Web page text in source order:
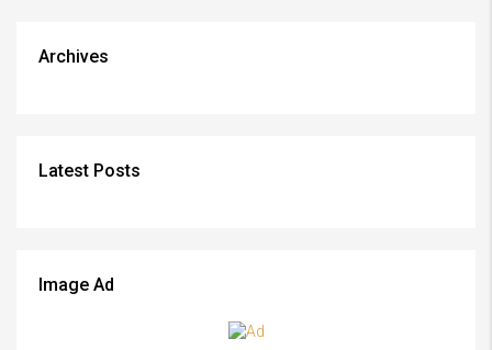
Archives
Latest Posts
Image Ad